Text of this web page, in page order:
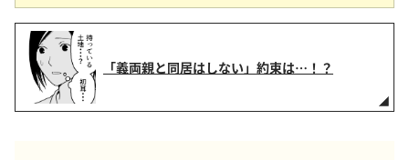
「義両親と同居はしない」約束は…！？